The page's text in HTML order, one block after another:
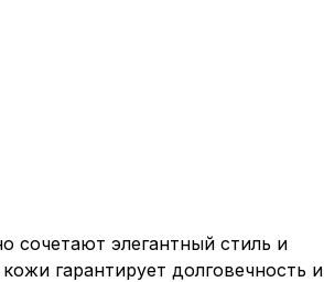
сочетают элегантный стиль и
гарантирует долговечность и